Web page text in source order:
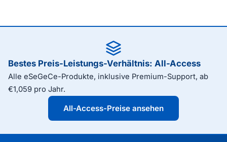
Bestes Preis-Leistungs-Verhältnis: All-Access
Alle eSeGeCe-Produkte, inklusive Premium-Support, ab
€1,059 pro Jahr.
All-Access-Preise ansehen